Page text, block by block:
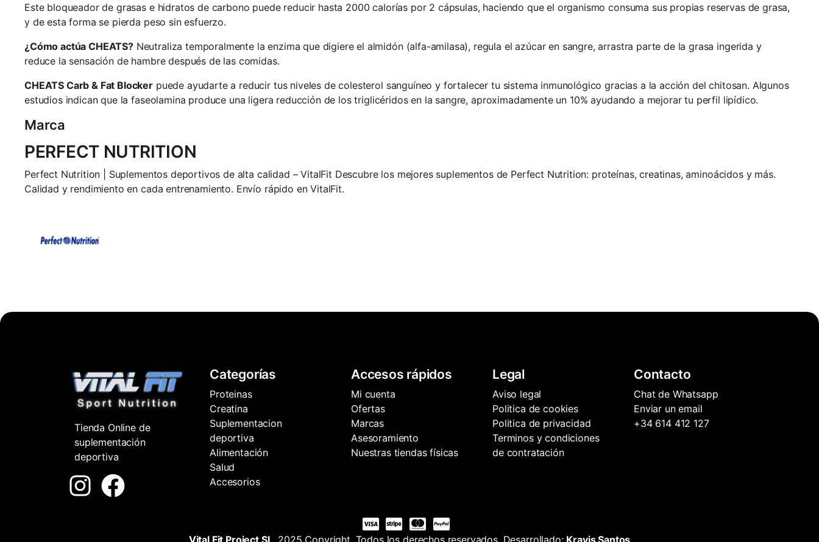
Este bloqueador de grasas e hidratos de carbono puede reducir hasta 2000 calorías por 2 cápsulas, haciendo que el organismo consuma sus propias reservas de grasa,
y de esta forma se pierda peso sin esfuerzo.
¿Cómo actúa CHEATS?Neutraliza temporalmente la enzima que digiere el almidón (alfa-amilasa), regula el azúcar en sangre, arrastra parte de la grasa ingerida y
reduce la sensación de hambre después de las comidas.
CHEATS Carb & Fat Blocker puede ayudarte a reducir tus niveles de colesterol sanguíneo y fortalecer tu sistema inmunológico gracias a la acción del chitosan. Algunos
estudios indican que la faseolamina produce una ligera reducción de los triglicéridos en la sangre, aproximadamente un 10% ayudando a mejorar tu perfil lipídico.
Marca
PERFECT NUTRITION
Perfect Nutrition | Suplementos deportivos de alta calidad – VitalFit Descubre los mejores suplementos de Perfect Nutrition: proteínas, creatinas, aminoácidos y más.
Calidad y rendimiento en cada entrenamiento. Envío rápido en VitalFit.
Tienda Online de
suplementación
deportiva
Categorías
Proteinas
Creatina
Suplementacion
deportiva
Alimentación
Salud
Accesorios
Accesos rápidos
Mi cuenta
Ofertas
Marcas
Asesoramiento
Nuestras tiendas físicas
Legal
Aviso legal
Politica de cookies
Politica de privacidad
Terminos y condiciones
de contratación
Contacto
Chat de Whatsapp
Enviar un email
+34 614 412 127